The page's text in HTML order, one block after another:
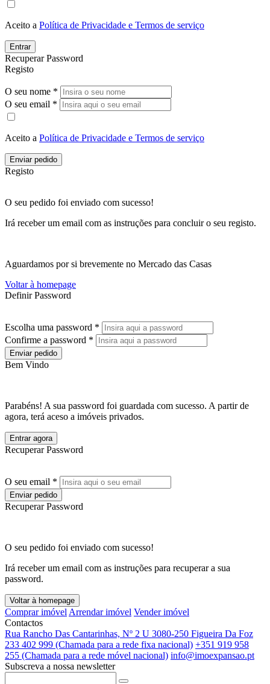
Aceito a Política de Privacidade e Termos de serviço
Entrar
Recuperar Password
Registo
O seu nome *
O seu email *
Aceito a Política de Privacidade e Termos de serviço
Enviar pedido
Registo
O seu pedido foi enviado com sucesso!
Irá receber um email com as instruções para concluir o seu registo.
Aguardamos por si brevemente no Mercado das Casas
Voltar à homepage
Definir Password
Escolha uma password *
Confirme a password *
Enviar pedido
Bem Vindo
Parabéns! A sua password foi guardada com sucesso. A partir de
agora, terá aceso a imóveis privados.
Entrar agora
Recuperar Password
O seu email *
Enviar pedido
Recuperar Password
O seu pedido foi enviado com sucesso!
Irá receber um email com as instruções para recuperar a sua
password.
Voltar à homepage
Comprar imóvel Arrendar imóvel Vender imóvel
Contactos
Rua Rancho Das Cantarinhas, Nº 2 U 3080-250 Figueira Da Foz
233 402 999 (Chamada para a rede fixa nacional) +351 919 958
255 (Chamada para a rede móvel nacional) info@imoexpansao.pt
Subscreva a nossa newsletter